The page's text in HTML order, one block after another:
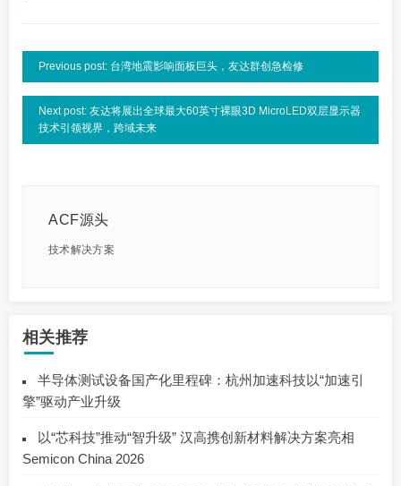
Previous post: 台湾地震影响面板巨头，友达群创急检修
Next post: 友达将展出全球最大60英寸裸眼3D MicroLED双层显示器
技术引领视界，跨域未来
ACF源头
技术解决方案
相关推荐
半导体测试设备国产化里程碑：杭州加速科技以“加速引
擎”驱动产业升级
以“芯科技”推动“智升级” 汉高携创新材料解决方案亮相
Semicon China 2026